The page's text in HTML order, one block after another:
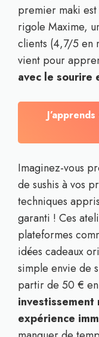
premier maki
rigole Maxime,
clients (4,7/5 en
vient pour
avec le sourire
Imaginez-vous
de sushis à vos
techniques
garanti ! Ces
plateformes
idées cadeaux
simple envie de
partir de 50 € en
investissement
expérience